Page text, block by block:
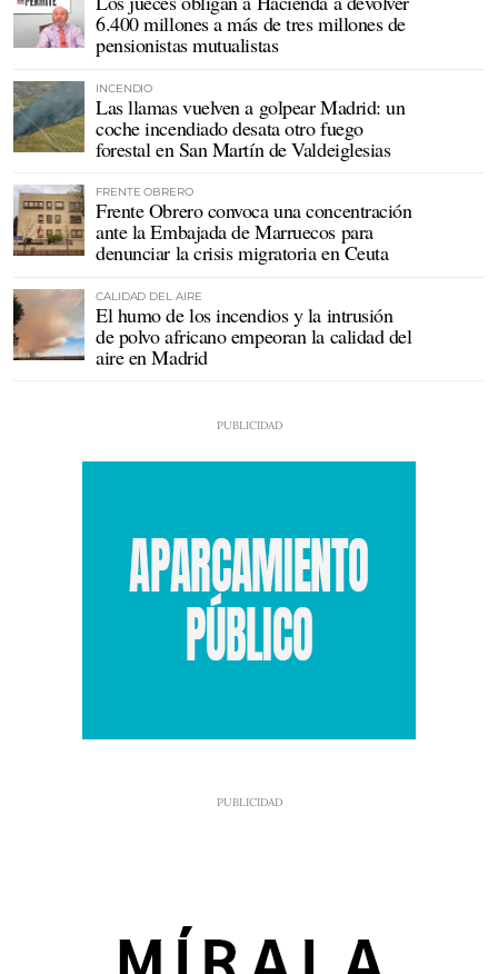
6.400 millones a más de tres millones de
pensionistas mutualistas
INCENDIO
Las llamas vuelven a golpear Madrid: un
coche incendiado desata otro fuego
forestal en San Martín de Valdeiglesias
FRENTE OBRERO
Frente Obrero convoca una concentración
ante la Embajada de Marruecos para
denunciar la crisis migratoria en Ceuta
CALIDAD DEL AIRE
El humo de los incendios y la intrusión
de polvo africano empeoran la calidad del
aire en Madrid